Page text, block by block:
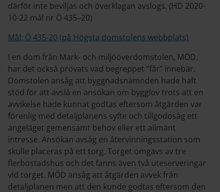
därför inte beviljas och överklagan avslogs. (HD 2020-
10-22 mål nr Ö 435–20)
Mål: Ö 435-20 (på Högsta domstolens webbplats)
I en dom från Mark- och miljööverdomstolen, MÖD,
har det också prövats vad begreppet ”får” innebär.
Domstolen ansåg att byggnadsnämnden hade haft
stöd för att avslå en ansökan om bygglov trots att en
avvikelse hade kunnat godtas eftersom åtgärden var
förenlig med detaljplanens syfte och tillgodosåg ett
angeläget gemensamt behov eller ett allmänt
intresse. Ansökan avsåg en återvinningsstation som
skulle placeras på ett torg. Torget omgavs av tre
flerbostadshus och det fanns även två uteserveringar
vid torget. MÖD ansåg att åtgärden avvek från
detaljplanen men att den kunde godtas eftersom den